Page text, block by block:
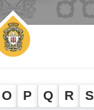
O P Q R S